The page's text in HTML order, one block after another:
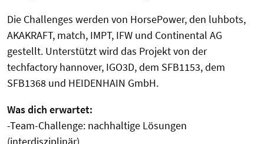
Die Challenges werden von HorsePower, den luhbots,
AKAKRAFT, match, IMPT, IFW und Continental AG
gestellt. Unterstützt wird das Projekt von der
techfactory hannover, IGO3D, dem SFB1153, dem
SFB1368 und HEIDENHAIN GmbH.
Was dich erwartet:
-Team-Challenge: nachhaltige Lösungen
(interdisziplinär)